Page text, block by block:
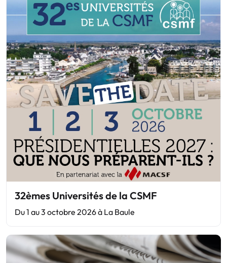
32èmes Universités de la CSMF
Du 1 au 3 octobre 2026 à La Baule